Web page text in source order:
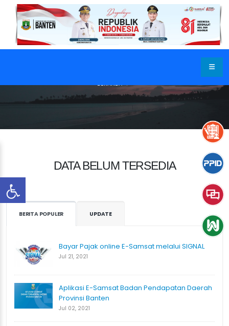
BERANDA
DATA BELUM TERSEDIA
BERITA POPULER UPDATE
Bayar Pajak online E-Samsat melalui SIGNAL
Jul 21, 2021
Aplikasi E-Samsat Badan Pendapatan Daerah
Provinsi Banten
Jul 02, 2021